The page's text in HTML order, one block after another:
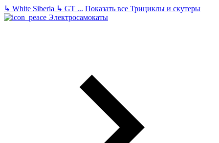
↳ White Siberia ↳ GT ... Показать все Трициклы и скутеры
Электросамокаты